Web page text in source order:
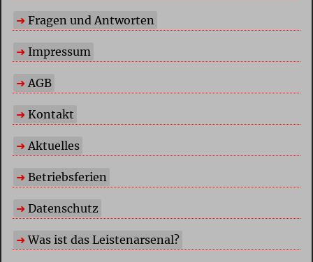
Fragen und Antworten
Impressum
AGB
Kontakt
Aktuelles
Betriebsferien
Datenschutz
Was ist das Leistenarsenal?